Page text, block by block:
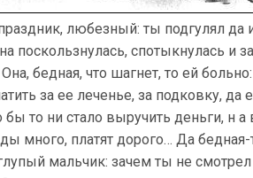
любезный: ты подгулял
поскользнулась, спотыкнулась и
бедная, что шагнет, то ей
за ее леченье, за подковку, да
бы то ни стало выручить деньги, н
много, платят дорого… Да
мальчик: зачем ты не